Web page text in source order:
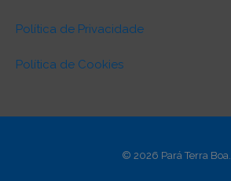
Política de Privacidade
Política de Cookies
© 2026 Pará Terra Boa.